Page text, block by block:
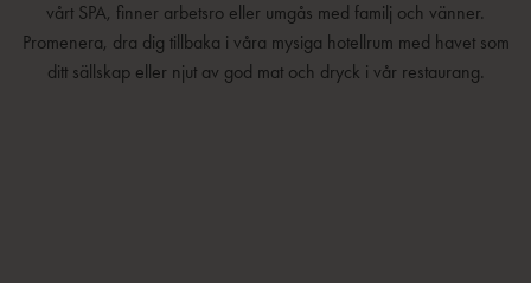
vårt SPA, finner arbetsro eller umgås med familj och vänner.
Promenera, dra dig tillbaka i våra mysiga hotellrum med havet som
ditt sällskap eller njut av god mat och dryck i vår restaurang.